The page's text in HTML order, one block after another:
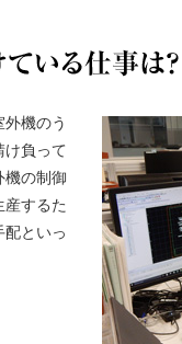
機のう
け負って
機の制御
するた
といっ